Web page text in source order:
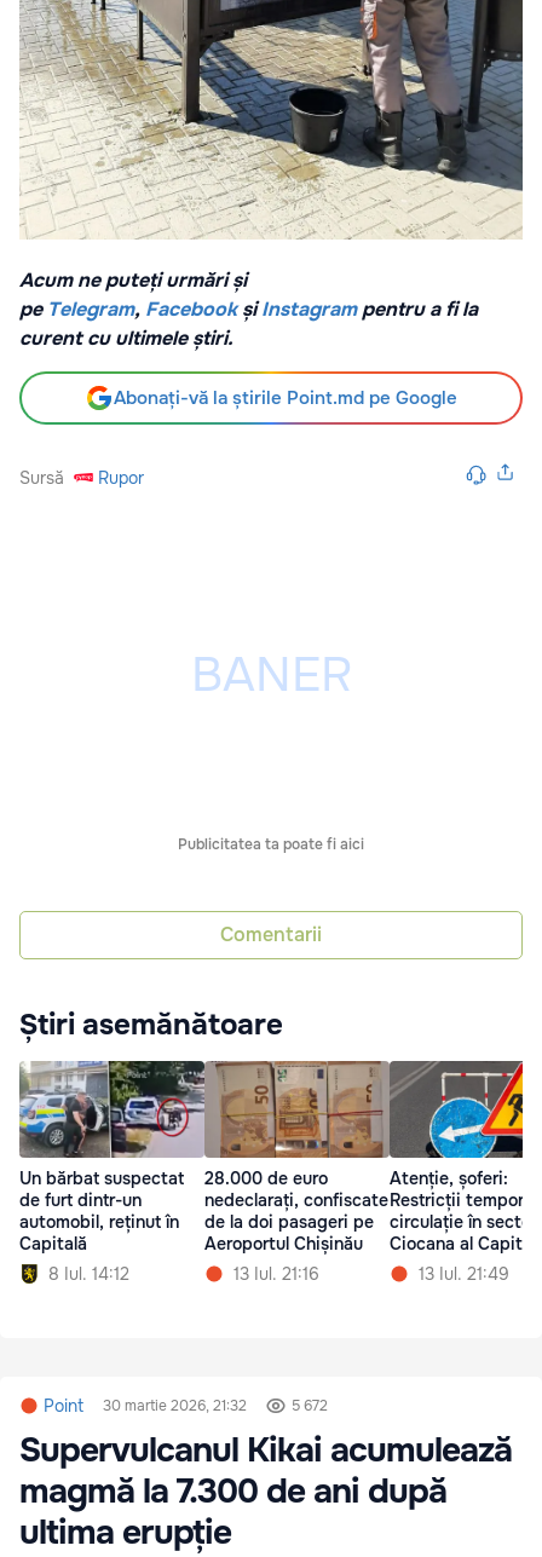
Acum ne puteți urmări și
pe Telegram, Facebook șiInstagrampentru a fi la
curent cu ultimele știri.
Abonați-vă la știrile Point.md pe Google
Sursă Rupor
Publicitatea ta poate fi aici
Comentarii
Știri asemănătoare
Un bărbat suspectat
de furt dintr-un
automobil, reținut în
Capitală
8 Iul. 14:12
28.000 de euro
nedeclarați, confiscate
de la doi pasageri pe
Aeroportul Chișinău
13 Iul. 21:16
Atenție, șoferi:
Restricții
circulație în
Ciocana al
13 Iul. 21:49
Point 30 martie 2026, 21:32 5 672
Supervulcanul Kikai acumulează
magmă la 7.300 de ani după
ultima erupție